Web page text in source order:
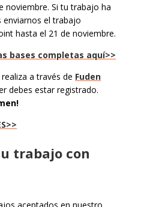
noviembre. Si tu trabajo ha
enviarnos el trabajo
hasta el 21 de noviembre.
bases completas aquí>>
a través de Fuden
debes estar registrado.
trabajo con